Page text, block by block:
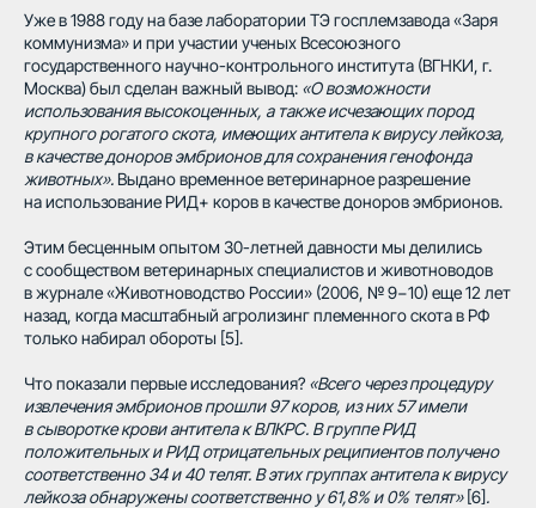
Уже в 1988 году на базе лаборатории ТЭ госплемзавода «Заря
коммунизма» и при участии ученых Всесоюзного
государственного научно-контрольного института (ВГНКИ, г.
Москва) был сделан важный вывод: «О возможности
использования высокоценных, а также исчезающих пород
крупного рогатого скота, имеющих антитела к вирусу лейкоза,
в качестве доноров эмбрионов для сохранения генофонда
животных». Выдано временное ветеринарное разрешение
на использование РИД+ коров в качестве доноров эмбрионов.
Этим бесценным опытом 30-летней давности мы делились
с сообществом ветеринарных специалистов и животноводов
в журнале «Животноводство России» (2006, № 9−10) еще 12 лет
назад, когда масштабный агролизинг племенного скота в РФ
только набирал обороты [5].
Что показали первые исследования? «Всего через процедуру
извлечения эмбрионов прошли 97 коров, из них 57 имели
в сыворотке крови антитела к ВЛКРС. В группе РИД
положительных и РИД отрицательных реципиентов получено
соответственно 34 и 40 телят. В этих группах антитела к вирусу
лейкоза обнаружены соответственно у 61,8% и 0% телят»[6].